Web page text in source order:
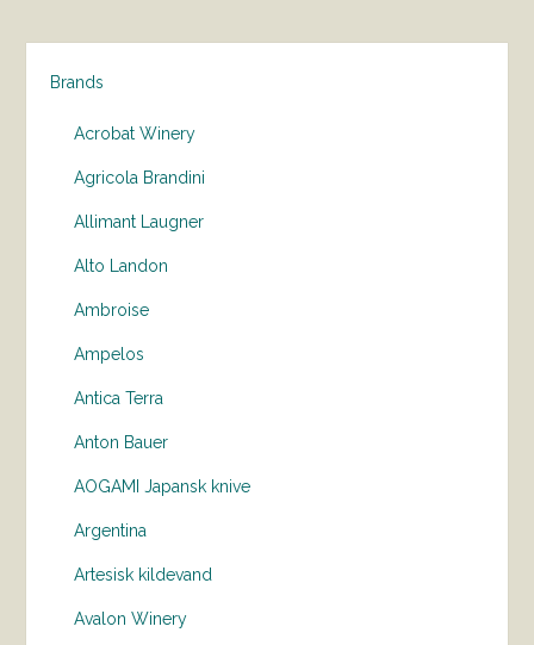
Brands
Acrobat Winery
Agricola Brandini
Allimant Laugner
Alto Landon
Ambroise
Ampelos
Antica Terra
Anton Bauer
AOGAMI Japansk knive
Argentina
Artesisk kildevand
Avalon Winery